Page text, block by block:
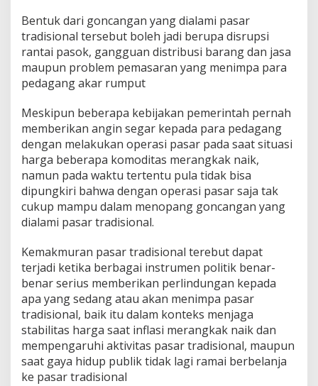
Bentuk dari goncangan yang dialami pasar
tradisional tersebut boleh jadi berupa disrupsi
rantai pasok, gangguan distribusi barang dan jasa
maupun problem pemasaran yang menimpa para
pedagang akar rumput
Meskipun beberapa kebijakan pemerintah pernah
memberikan angin segar kepada para pedagang
dengan melakukan operasi pasar pada saat situasi
harga beberapa komoditas merangkak naik,
namun pada waktu tertentu pula tidak bisa
dipungkiri bahwa dengan operasi pasar saja tak
cukup mampu dalam menopang goncangan yang
dialami pasar tradisional.
Kemakmuran pasar tradisional terebut dapat
terjadi ketika berbagai instrumen politik benar-
benar serius memberikan perlindungan kepada
apa yang sedang atau akan menimpa pasar
tradisional, baik itu dalam konteks menjaga
stabilitas harga saat inflasi merangkak naik dan
mempengaruhi aktivitas pasar tradisional, maupun
saat gaya hidup publik tidak lagi ramai berbelanja
ke pasar tradisional